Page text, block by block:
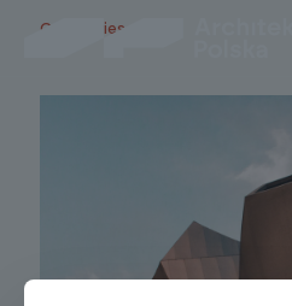
Categories